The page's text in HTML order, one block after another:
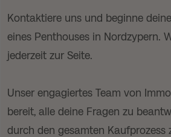
Kontaktiere uns und beginne
eines Penthouses in Nordzypern.
jederzeit zur Seite.
Unser engagiertes Team von
bereit, alle deine Fragen zu
durch den gesamten Kaufprozess